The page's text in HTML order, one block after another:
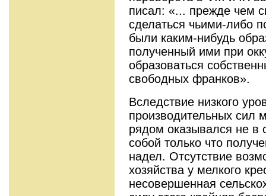
писал: «... прежде чем
сделаться чьими-либо
были каким-нибудь
полученный ими при
образоваться
свободных франков».
Вследствие низкого
производительных сил
рядом оказывался не в
собой только что
надел. Отсутствие
хозяйства у мелкого
несовершенная